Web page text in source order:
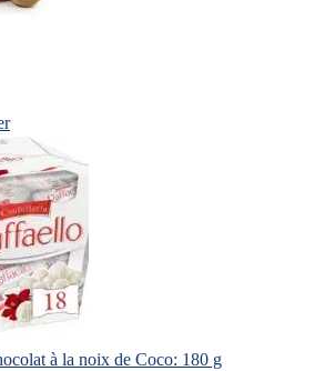
à la noix de Coco: 180 g